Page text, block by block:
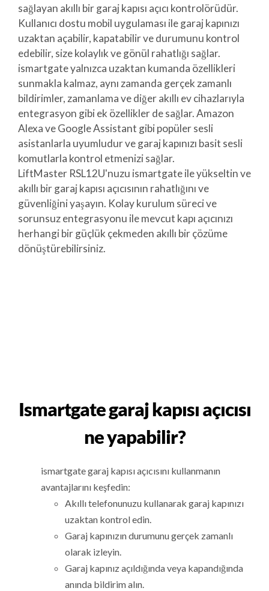
sağlayan akıllı bir garaj kapısı açıcı kontrolörüdür.
Kullanıcı dostu mobil uygulaması ile garaj kapınızı
uzaktan açabilir, kapatabilir ve durumunu kontrol
edebilir, size kolaylık ve gönül rahatlığı sağlar.
ismartgate yalnızca uzaktan kumanda özellikleri
sunmakla kalmaz, aynı zamanda gerçek zamanlı
bildirimler, zamanlama ve diğer akıllı ev cihazlarıyla
entegrasyon gibi ek özellikler de sağlar. Amazon
Alexa ve Google Assistant gibi popüler sesli
asistanlarla uyumludur ve garaj kapınızı basit sesli
komutlarla kontrol etmenizi sağlar.
LiftMaster RSL12U'nuzu ismartgate ile yükseltin ve
akıllı bir garaj kapısı açıcısının rahatlığını ve
güvenliğini yaşayın. Kolay kurulum süreci ve
sorunsuz entegrasyonu ile mevcut kapı açıcınızı
herhangi bir güçlük çekmeden akıllı bir çözüme
dönüştürebilirsiniz.
Ismartgate garaj kapısı açıcısı
ne yapabilir?
ismartgate garaj kapısı açıcısını kullanmanın
avantajlarını keşfedin:
Akıllı telefonunuzu kullanarak garaj kapınızı
uzaktan kontrol edin.
Garaj kapınızın durumunu gerçek zamanlı
olarak izleyin.
Garaj kapınız açıldığında veya kapandığında
anında bildirim alın.